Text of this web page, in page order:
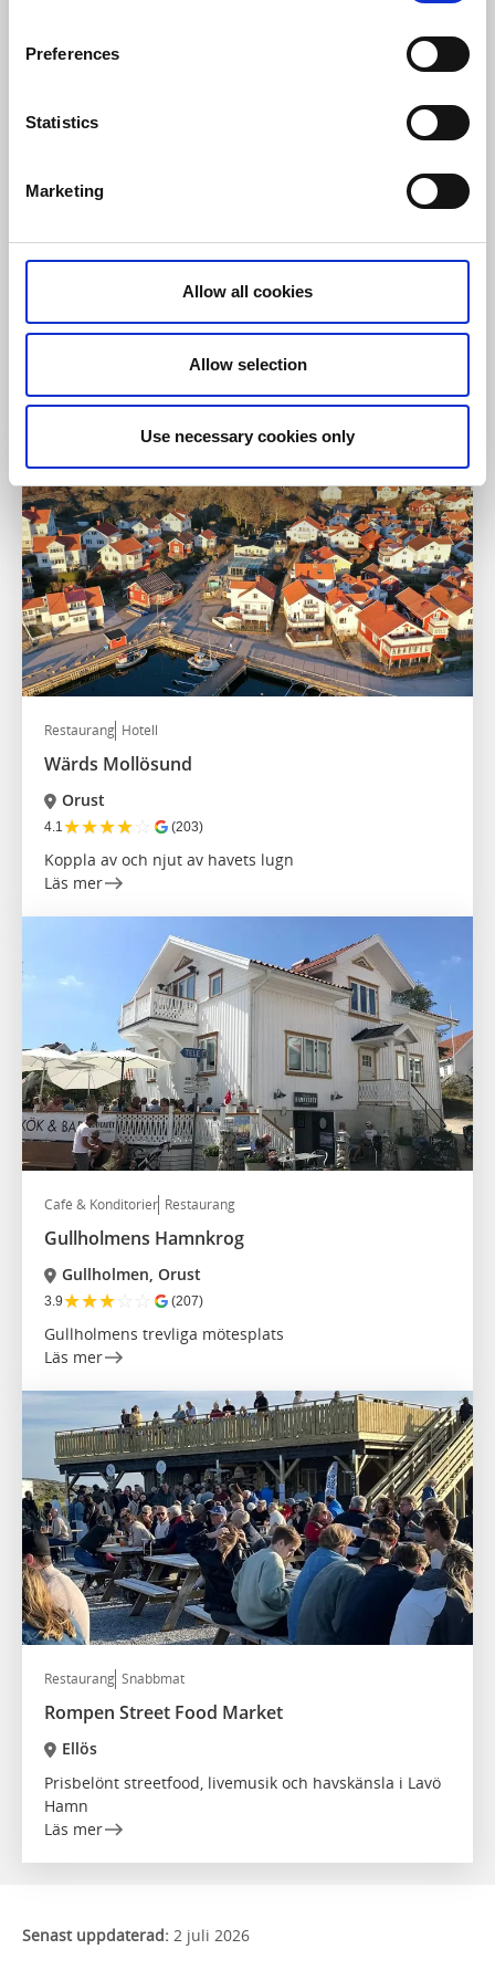
Preferences
Statistics
Marketing
Allow all cookies
Allow selection
Use necessary cookies only
Handelsman Flink
3.9★★★☆☆ (536)
I den bohuslänska skärgården i anrik miljö ligger
Läs mer
Restaurang Hotell
Wärds Mollösund
Orust
4.1★★★★☆ (203)
Koppla av och njut av havets lugn
Läs mer
Café & Konditorier Restaurang
Gullholmens Hamnkrog
Gullholmen, Orust
3.9★★★☆ ☆ (207)
Gullholmens trevliga mötesplats
Läs mer
Restaurang Snabbmat
Rompen Street Food Market
Ellös
Prisbelönt streetfood, livemusik och havskänsla i Lavö
Hamn
Läs mer
Senast uppdaterad: 2 juli 2026